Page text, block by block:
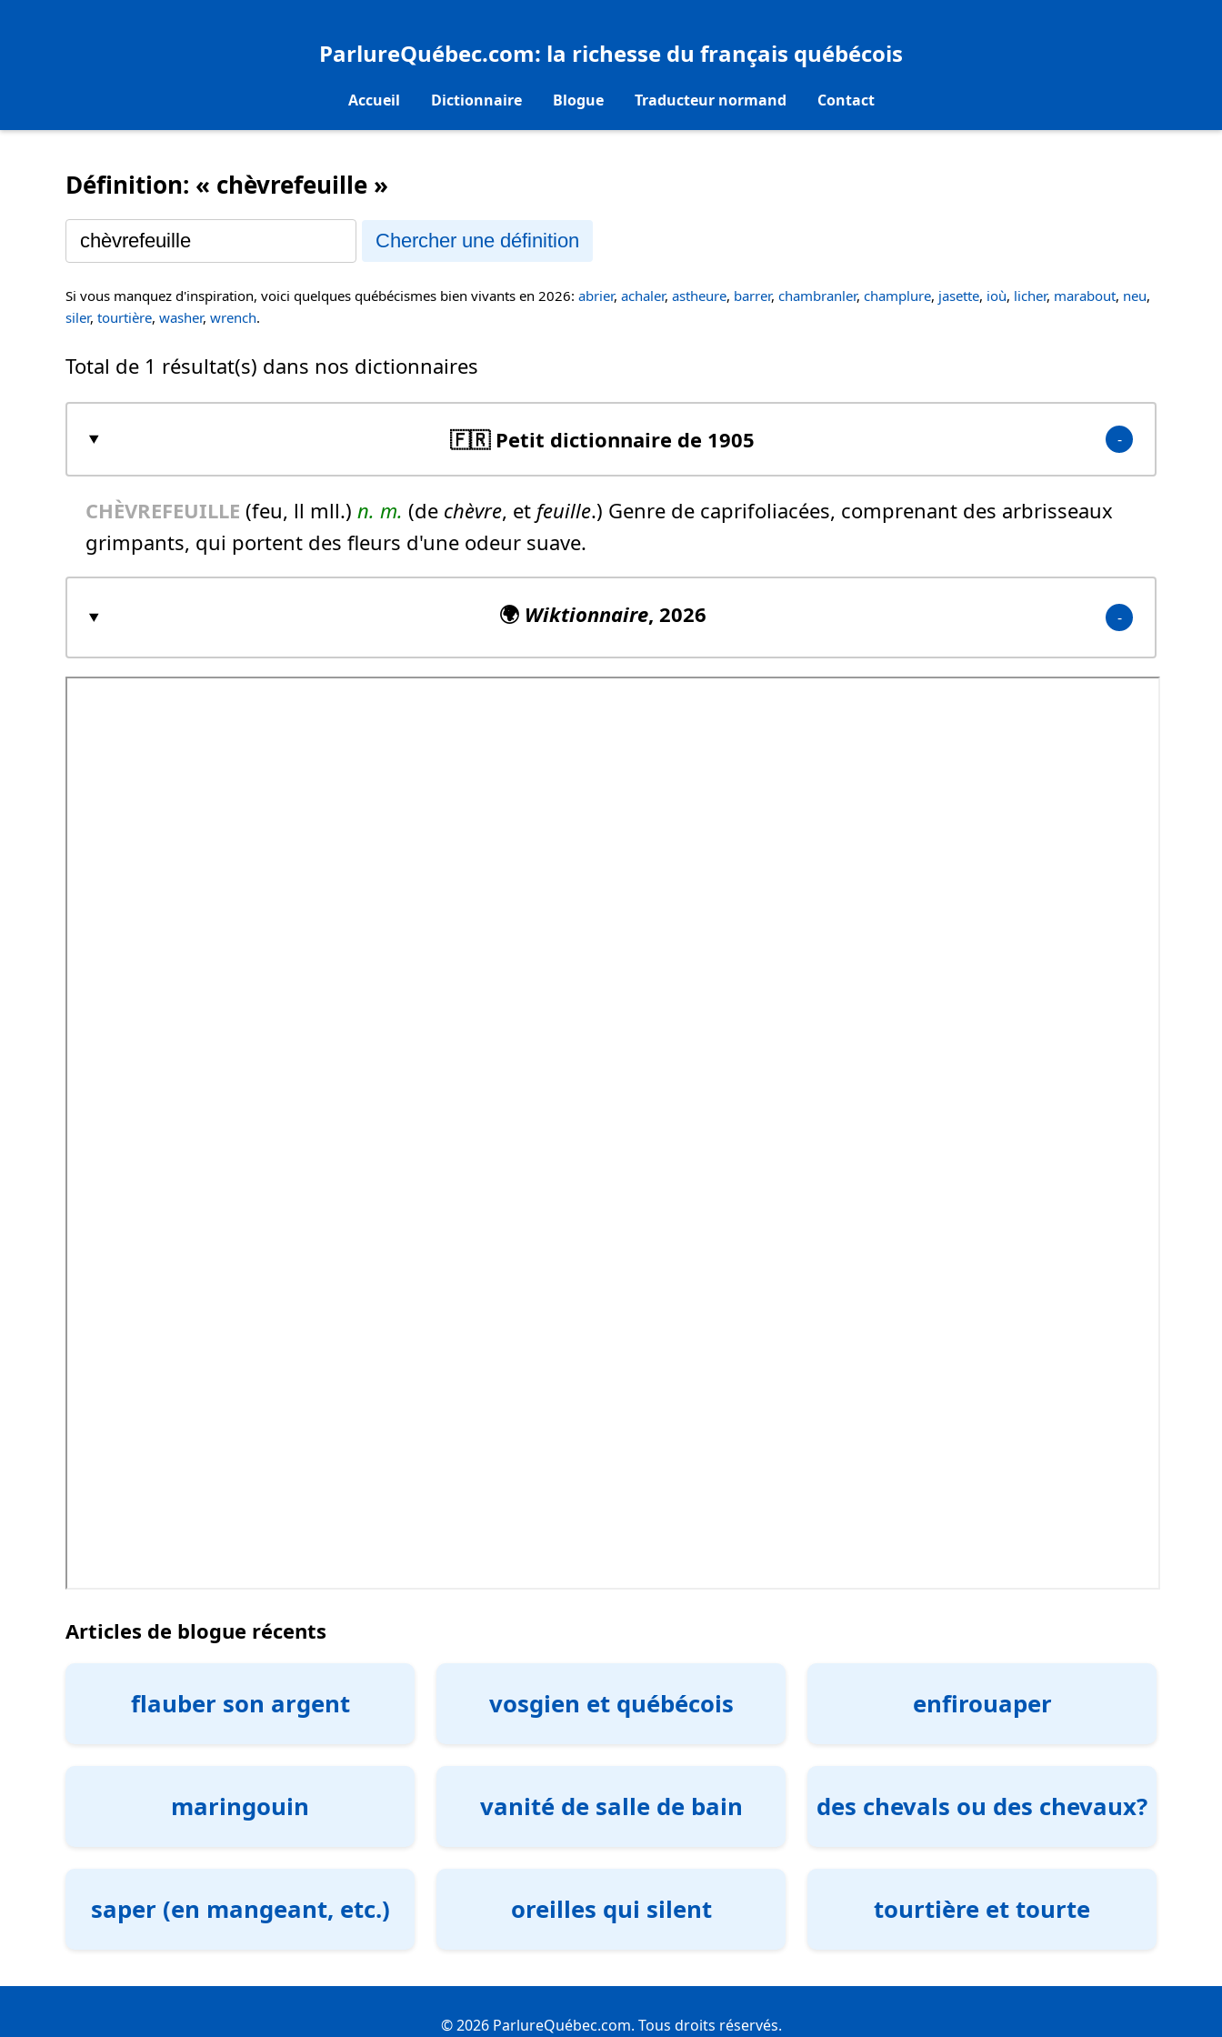
ParlureQuébec.com: la richesse du français québécois
Accueil Dictionnaire Blogue Traducteur normand Contact
Définition: « chèvrefeuille »
Chercher une définition
Si vous manquez d'inspiration, voici quelques québécismes bien vivants en 2026: abrier, achaler, astheure, barrer, chambranler, champlure, jasette, ioù, licher, marabout, neu,
siler, tourtière, washer, wrench.
Total de 1 résultat(s) dans nos dictionnaires
🇫🇷 Petit dictionnaire de 1905
CHÈVREFEUILLE (feu, ll mll.) n. m. (de chèvre, et feuille.) Genre de caprifoliacées, comprenant des arbrisseaux
grimpants, qui portent des fleurs d'une odeur suave.
🌍 Wiktionnaire, 2026
Articles de blogue récents
flauber son argent vosgien et québécois enfirouaper
maringouin vanité de salle de bain des chevals ou des chevaux?
saper (en mangeant, etc.) oreilles qui silent tourtière et tourte
© 2026 ParlureQuébec.com. Tous droits réservés.